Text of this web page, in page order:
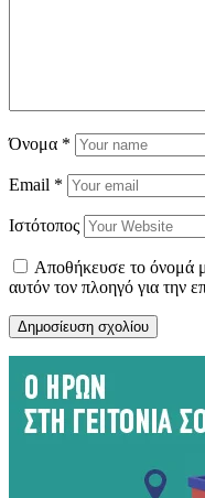
Όνομα *
Email *
Ιστότοπος
Αποθήκευσε το όνομά
αυτόν τον πλοηγό για την